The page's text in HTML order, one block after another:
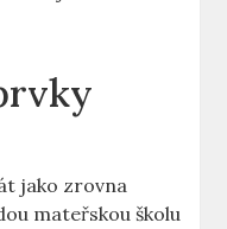
jako zrovna
mateřskou školu